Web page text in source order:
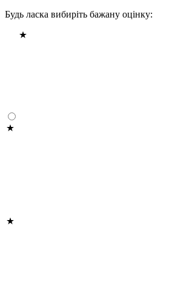
Будь ласка вибиріть бажану оцінку: